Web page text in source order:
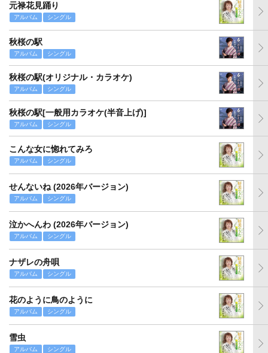
元禄花見踊り
アルバム シングル
秋桜の駅
アルバム シングル
秋桜の駅(オリジナル・カラオケ)
アルバム シングル
秋桜の駅[一般用カラオケ(半音上げ)]
アルバム シングル
こんな女に惚れてみろ
アルバム シングル
せんないね (2026年バージョン)
アルバム シングル
泣かへんわ (2026年バージョン)
アルバム シングル
ナザレの舟唄
アルバム シングル
花のように鳥のように
アルバム シングル
雪虫
アルバム シングル